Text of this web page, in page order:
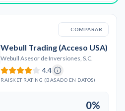
COMPARAR
Webull Trading (Acceso USA)
Webull Asesor de Inversiones, S.C.
4.4
RAISKET RATING (BASADO EN DATOS)
0%